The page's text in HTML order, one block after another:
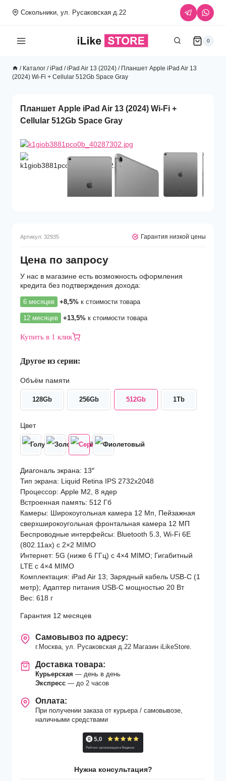
Сокольники, ул. Русаковская д.22
0
/ Каталог / iPad / iPad Air 13 (2024) / Планшет Apple iPad Air 13
(2024) Wi-Fi + Cellular 512Gb Space Gray
Планшет Apple iPad Air 13 (2024) Wi-Fi +
Cellular 512Gb Space Gray
Артикул: 32935 Гарантия низкой цены
Цена по запросу
У нас в магазине есть возможность оформления
кредита без подтверждения дохода:
6 месяцев +8,5% к стоимости товара
12 месяцев +13,5% к стоимости товара
Купить в 1 клик
Другое из серии:
Объём памяти
128Gb 256Gb 512Gb 1Tb
Цвет
Диагональ экрана: 13″
Тип экрана: Liquid Retina IPS 2732х2048
Процессор: Apple M2, 8 ядер
Встроенная память: 512 Гб
Камеры: Широкоугольная камера 12 Мп, Пейзажная
сверхширокоугольная фронтальная камера 12 МП
Беспроводные интерфейсы: Bluetooth 5.3, Wi-Fi 6E
(802.11ax) с 2×2 MIMO
Интернет: 5G (ниже 6 ГГц) с 4×4 MIMO; Гигабитный
LTE с 4×4 MIMO
Комплектация: iPad Air 13; Зарядный кабель USB‑C (1
метр); Адаптер питания USB‑C мощностью 20 Вт
Вес: 618 г
Гарантия 12 месяцев
Самовывоз по адресу:
г.Москва, ул. Русаковская д.22 Магазин iLikeStore.
Доставка товара:
Курьерская — день в день
Экспресс — до 2 часов
Оплата:
При получении заказа от курьера / самовывозе,
наличными средствами
Нужна консультация?